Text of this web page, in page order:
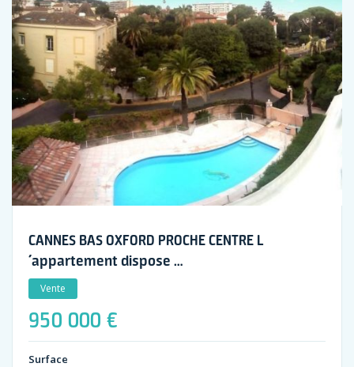
CANNES BAS OXFORD PROCHE CENTRE L
´appartement dispose …
Vente
950 000 €
Surface